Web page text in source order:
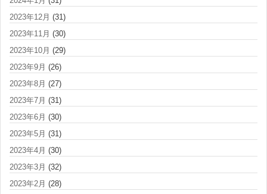
2023年12月 (31)
2023年11月 (30)
2023年10月 (29)
2023年9月 (26)
2023年8月 (27)
2023年7月 (31)
2023年6月 (30)
2023年5月 (31)
2023年4月 (30)
2023年3月 (32)
2023年2月 (28)